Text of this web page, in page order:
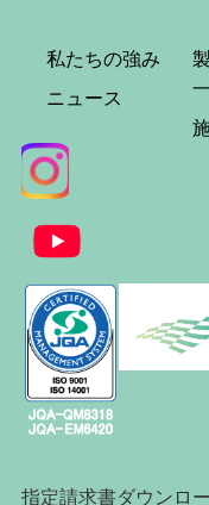
私たちの強み
ニュース
指定請求書ダウンロ